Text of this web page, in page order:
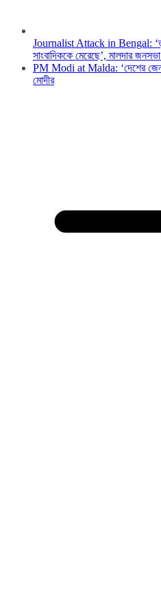
Journalist Attack in Bengal:
সাংবাদিককে মেরেছে’, মালদার
PM Modi at Malda: ‘দেশের জেন-
মোদীর